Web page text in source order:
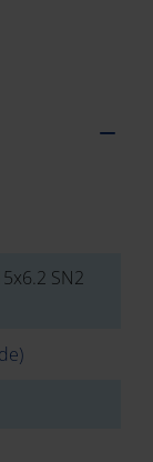
SN2